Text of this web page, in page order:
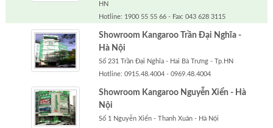
HN
Hotline: 1900 55 55 66 - Fax: 043 628 3115
Showroom Kangaroo Trần Đại Nghĩa -
Hà Nội
Số 231 Trần Đại Nghĩa - Hai Bà Trưng - Tp.HN
Hotline: 0915.48.4004 - 0969.48.4004
Showroom Kangaroo Nguyễn Xiển - Hà
Nội
Số 1 Nguyễn Xiển - Thanh Xuân - Hà Nội